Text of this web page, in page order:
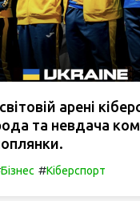
арені
та невдача
Бізнес #Кіберспорт